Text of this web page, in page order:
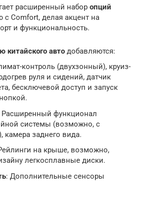
расширенный набор опций
с Comfort, делая акцент на
и функциональность.
китайского авто добавляются:
контроль (двухзонный), круиз-
руля и сидений, датчик
бесключевой доступ и запуск
Расширенный функционал
системы (возможно, с
камера заднего вида.
на крыше, возможно,
легкосплавные диски.
: Дополнительные сенсоры